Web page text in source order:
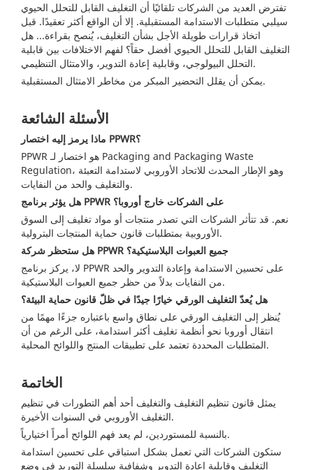
تفترض العديد من الشركات تلقائيًا أن التغليف القابل للتحلل الحيوي
سيلبي متطلبات الاستدامة المستقبلية. إلا أن الواقع أكثر تعقيدًا. قبل
اتخاذ قرارات طويلة الأجل بشأن التغليف، يُنصح بقراءة... هل
التغليف القابل للتحلل الحيوي أفضل حقاً؟ لفهم الاختلافات بين قابلية
التحلل البيولوجي، وقابلية إعادة التدوير، والامتثال التنظيمي.
يمكن أن يقلل التحضير المبكر من مخاطر الامتثال المستقبلية.
الأسئلة الشائعة
ماذا يرمز إليه اختصار PPWR؟
PPWR هو اختصار لـ Packaging and Packaging Waste
Regulation، وهو الإطار المحدث للاتحاد الأوروبي لاستدامة التعبئة
والتغليف والحد من النفايات.
هل يؤثر برنامج PPWR على الشركات خارج أوروبا؟
نعم. قد تتأثر الشركات التي تصدر منتجات أو مواد تغليف إلى السوق
الأوروبية بمتطلبات قانون حماية المنتجات البترولية.
هل ستحظر شركة PPWR جميع العبوات البلاستيكية؟
لا، يركز برنامج PPWR على تحسين الاستدامة وإعادة التدوير والحد
من النفايات بدلاً من حظر جميع العبوات البلاستيكية.
هل يُعدّ التغليف الورقي خيارًا جيدًا في ظلّ قانون حماية البيئة؟
يُنظر إلى التغليف الورقي على نطاق واسع باعتباره جزءًا مهمًا من
انتقال أوروبا نحو أنظمة تغليف أكثر استدامة، على الرغم من أن
المتطلبات المحددة تعتمد على تطبيقات المنتج واللوائح المحلية.
الخاتمة
يمثل قانون تنظيم التغليف والتغليف أحد أهم التطورات في تنظيم
التغليف الأوروبي في السنوات الأخيرة.
بالنسبة للمستوردين، لم يعد فهم اللوائح أمراً اختيارياً.
ستكون الشركات التي تعمل بشكل استباقي على تحسين استدامة
التغليف وقابلية إعادة التدوير وشفافية سلسلة التوريد في وضع